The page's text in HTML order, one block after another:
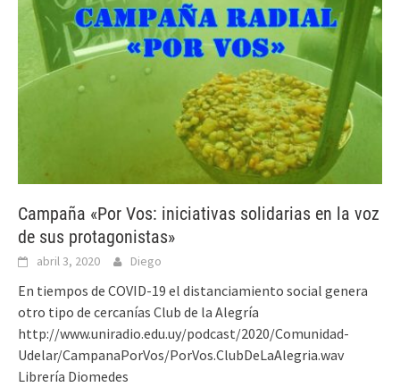
Campaña «Por Vos: iniciativas solidarias en la voz
de sus protagonistas»
abril 3, 2020 Diego
En tiempos de COVID-19 el distanciamiento social genera
otro tipo de cercanías Club de la Alegría
http://www.uniradio.edu.uy/podcast/2020/Comunidad-
Udelar/CampanaPorVos/PorVos.ClubDeLaAlegria.wav
Librería Diomedes